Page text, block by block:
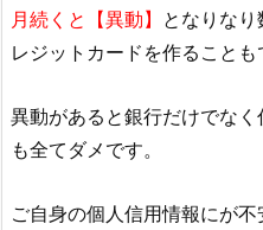
月続くと【異動】 となりな
レジットカードを作ることも
異動があると銀行だけでな
も全てダメです。
ご自身の個人信用情報にが